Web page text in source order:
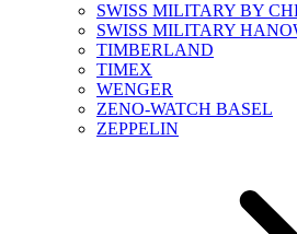
SWISS MILITARY BY
SWISS MILITARY
TIMBERLAND
TIMEX
WENGER
ZENO-WATCH BASEL
ZEPPELIN